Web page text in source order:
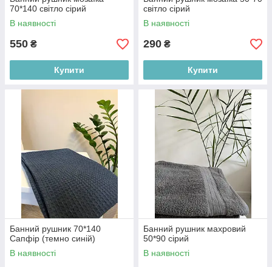
70*140 світло сірий
В наявності
550 ₴
Купити
світло сірий
В наявності
290 ₴
Купити
Банний рушник 70*140
Сапфір (темно синій)
В наявності
Банний рушник махровий
50*90 сірий
В наявності